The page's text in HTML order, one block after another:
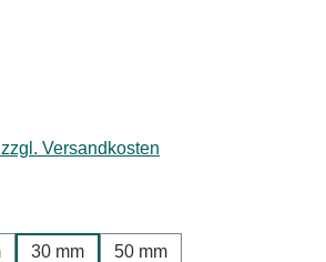
Versandkosten
30 mm 50 mm